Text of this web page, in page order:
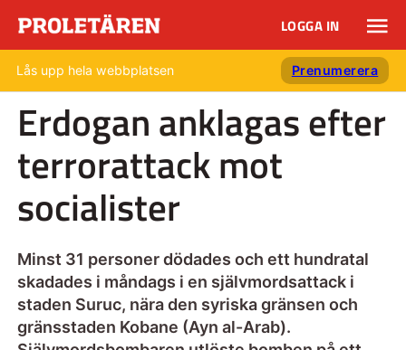
LOGGA IN
Lås upp hela webbplatsen Prenumerera
Erdogan anklagas efter
terrorattack mot
socialister
Minst 31 personer dödades och ett hundratal
skadades i måndags i en självmordsattack i
staden Suruc, nära den syriska gränsen och
gränsstaden Kobane (Ayn al-Arab).